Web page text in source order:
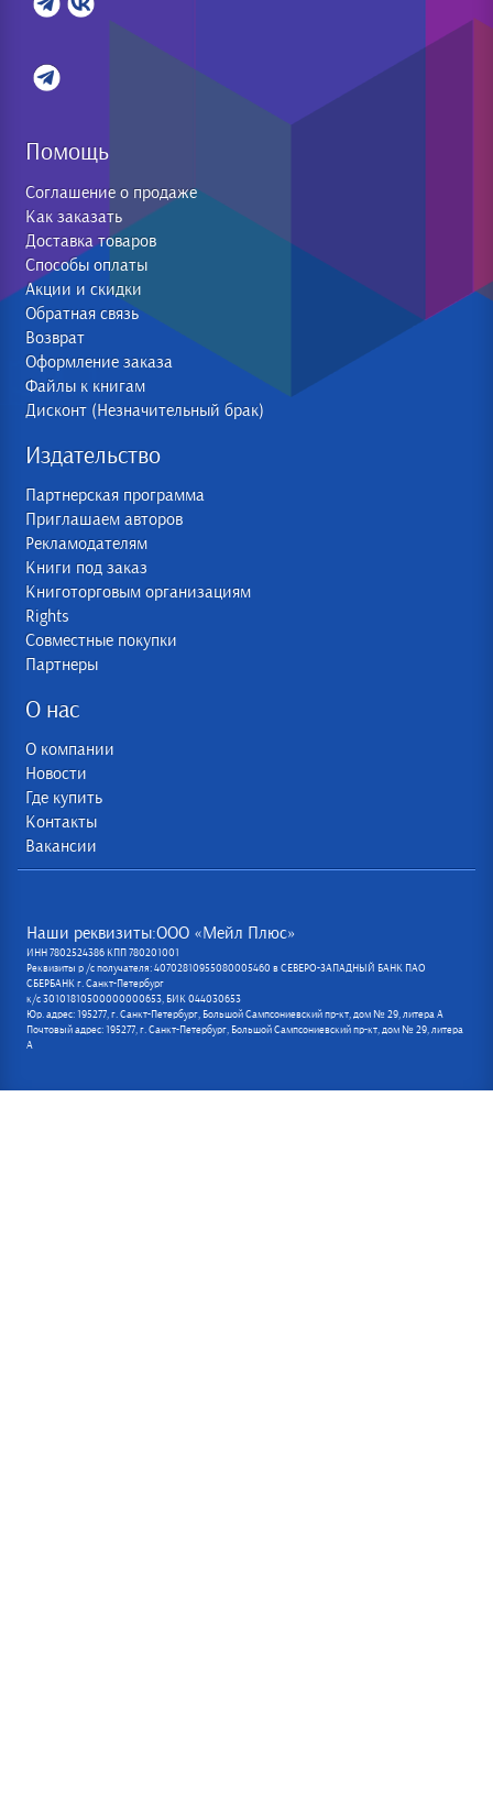
Помощь
Соглашение о продаже
Как заказать
Доставка товаров
Способы оплаты
Акции и скидки
Обратная связь
Возврат
Оформление заказа
Файлы к книгам
Дисконт (Незначительный брак)
Издательство
Партнерская программа
Приглашаем авторов
Рекламодателям
Книги под заказ
Книготорговым организациям
Rights
Совместные покупки
Партнеры
О нас
О компании
Новости
Где купить
Контакты
Вакансии
Наши реквизиты:ООО «Мейл Плюс»
ИНН 7802524386 КПП 780201001
Реквизиты р /с получателя: 40702810955080005460 в СЕВЕРО-ЗАПАДНЫЙ БАНК ПАО
СБЕРБАНК г. Санкт-Петербург
к/с 30101810500000000653, БИК 044030653
Юр. адрес: 195277, г. Санкт-Петербург, Большой Сампсониевский пр-кт, дом № 29, литера А
Почтовый адрес: 195277, г. Санкт-Петербург, Большой Сампсониевский пр-кт, дом № 29, литера
А